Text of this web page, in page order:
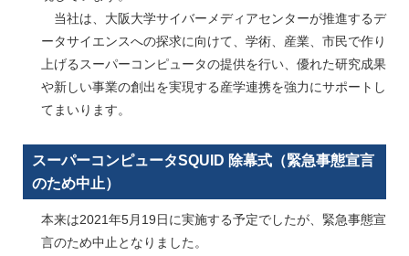
当社は、大阪大学サイバーメディアセンターが推進するデ
ータサイエンスへの探求に向けて、学術、産業、市民で作り
上げるスーパーコンピュータの提供を行い、優れた研究成果
や新しい事業の創出を実現する産学連携を強力にサポートし
てまいります。
スーパーコンピュータSQUID 除幕式（緊急事態宣言
のため中止）
本来は2021年5月19日に実施する予定でしたが、緊急事態宣
言のため中止となりました。